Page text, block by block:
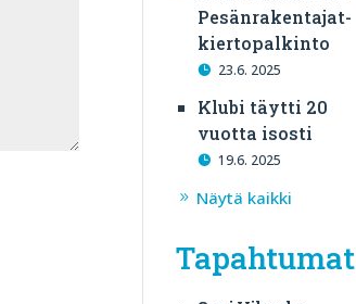
Pesänrakentajat-
kiertopalkinto
23.6. 2025
Klubi täytti 20
vuotta isosti
19.6. 2025
Näytä kaikki
Tapahtumat